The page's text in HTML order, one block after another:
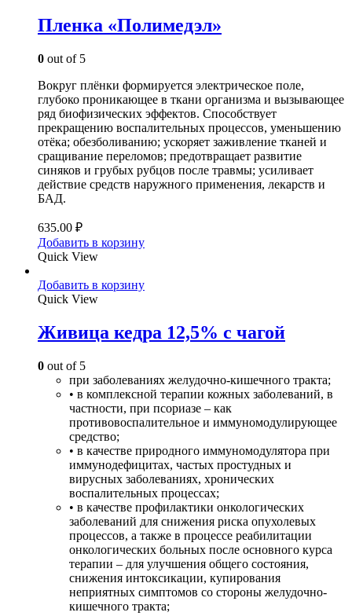
Пленка «Полимедэл»
0 out of 5
Вокруг плёнки формируется электрическое поле,
глубоко проникающее в ткани организма и вызывающее
ряд биофизических эффектов. Способствует
прекращению воспалительных процессов, уменьшению
отёка; обезболиванию; ускоряет заживление тканей и
сращивание переломов; предотвращает развитие
синяков и грубых рубцов после травмы; усиливает
действие средств наружного применения, лекарств и
БАД.
635.00 ₽
Добавить в корзину
Quick View
Добавить в корзину
Quick View
Живица кедра 12,5% с чагой
0 out of 5
при заболеваниях желудочно-кишечного тракта;
• в комплексной терапии кожных заболеваний, в
частности, при псориазе – как
противовоспалительное и иммуномодулирующее
средство;
• в качестве природного иммуномодулятора при
иммунодефицитах, частых простудных и
вирусных заболеваниях, хронических
воспалительных процессах;
• в качестве профилактики онкологических
заболеваний для снижения риска опухолевых
процессов, а также в процессе реабилитации
онкологических больных после основного курса
терапии – для улучшения общего состояния,
снижения интоксикации, купирования
неприятных симптомов со стороны желудочно-
кишечного тракта;